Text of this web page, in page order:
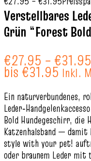
Verstellbares
Grün “Forest
€27.95 – €31.95
bis €31.95 Inkl.
Ein naturverbundenes,
Bold Hundegeschirr, die
Katzenhalsband — damit
style with your pet!
oder braunem Leder